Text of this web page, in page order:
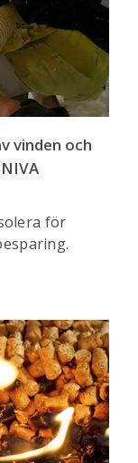
vinden och
för